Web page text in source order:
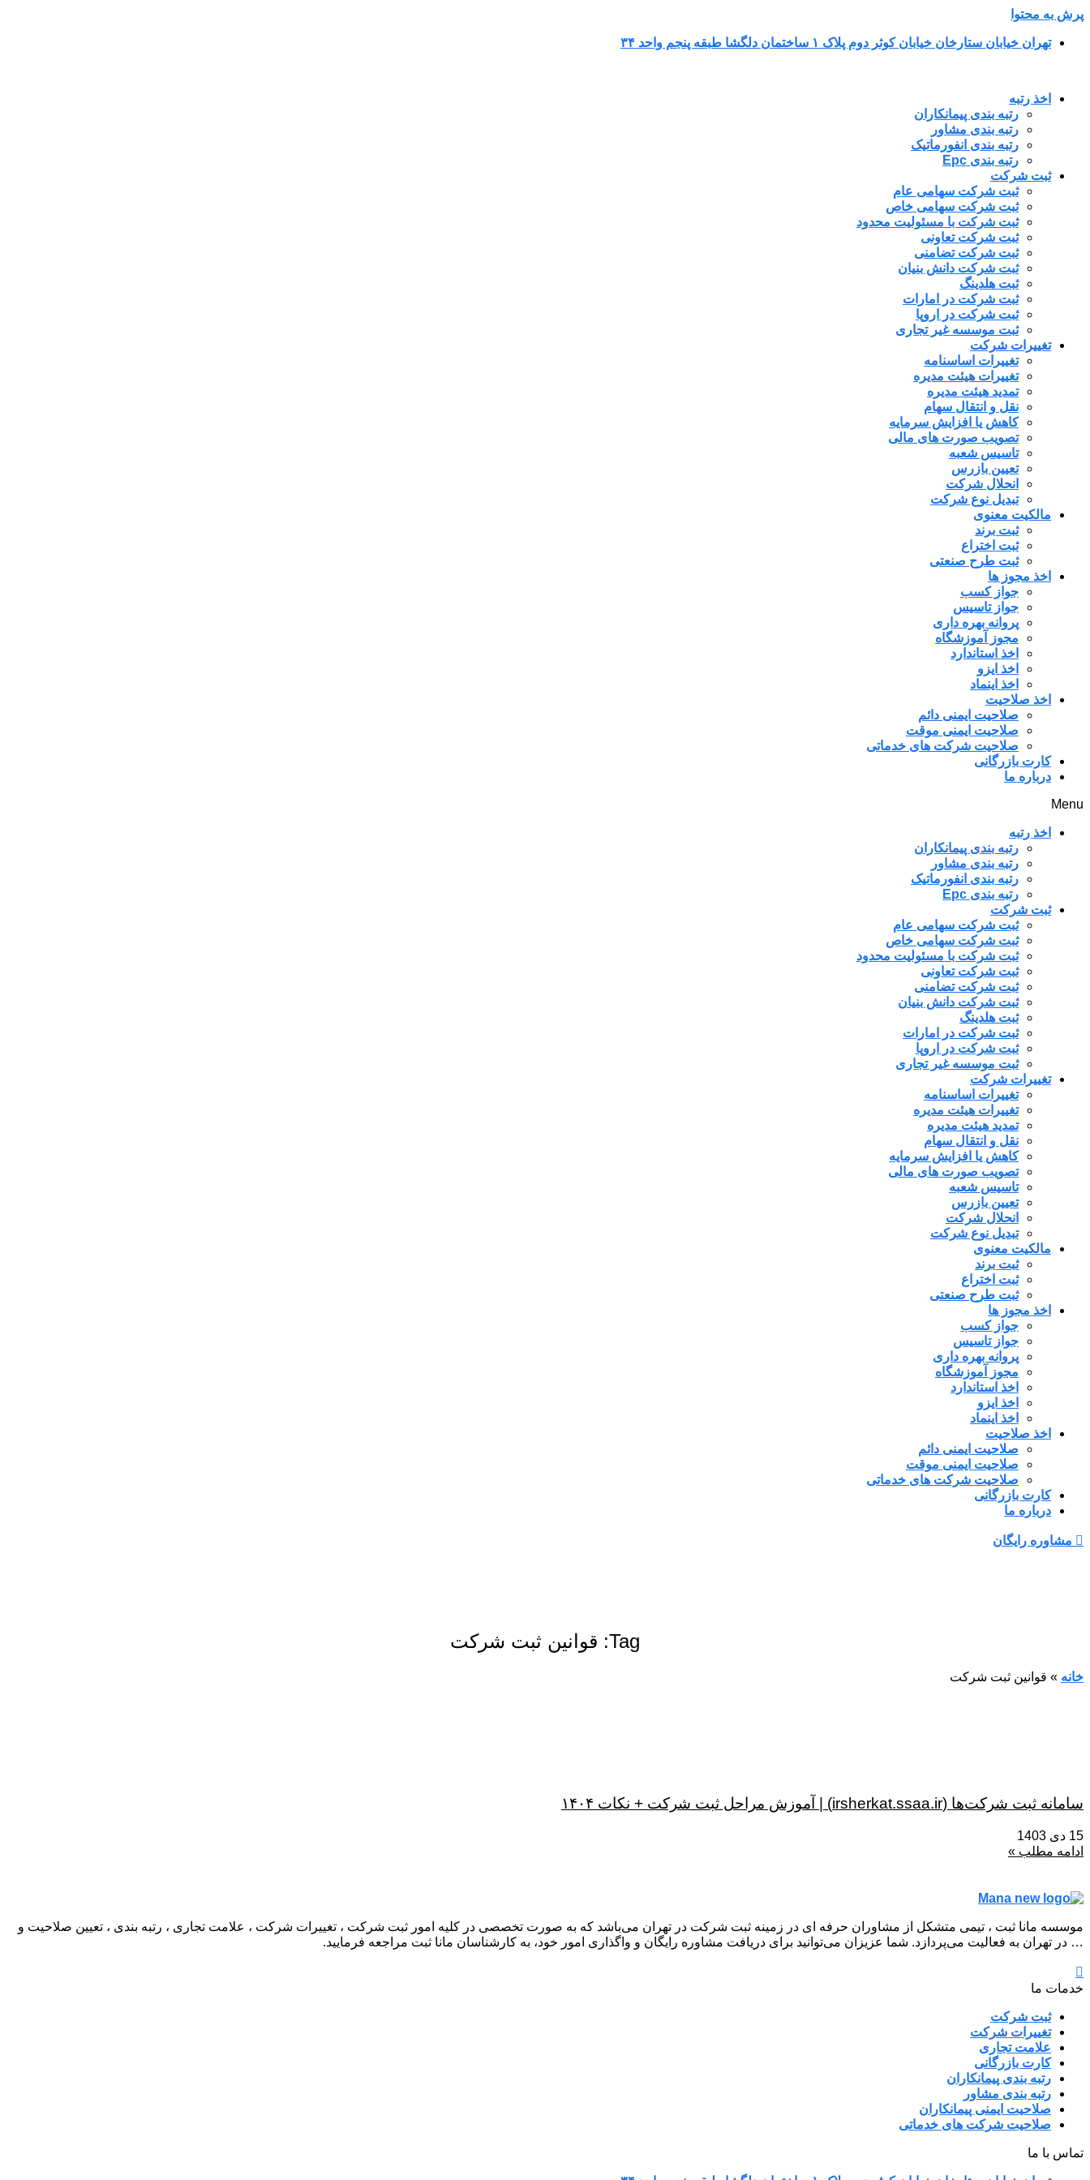
پرش به محتوا
تهران خیابان ستارخان خیابان کوثر دوم پلاک ۱ ساختمان دلگشا طبقه پنجم واحد ۳۴
اخذ رتبه
رتبه بندی پیمانکاران
رتبه بندی مشاور
رتبه بندی انفورماتیک
رتبه بندی Epc
ثبت شرکت
ثبت شرکت سهامی عام
ثبت شرکت سهامی خاص
ثبت شرکت با مسئولیت محدود
ثبت شرکت تعاونی
ثبت شرکت تضامنی
ثبت شرکت دانش بنیان
ثبت هلدینگ
ثبت شرکت در امارات
ثبت شرکت در اروپا
ثبت موسسه غیر تجاری
تغییرات شرکت
تغییرات اساسنامه
تغییرات هیئت مدیره
تمدید هیئت مدیره
نقل و انتقال سهام
کاهش یا افزایش سرمایه
تصویب صورت های مالی
تاسیس شعبه
تعیین بازرس
انحلال شرکت
تبدیل نوع شرکت
مالکیت معنوی
ثبت برند
ثبت اختراع
ثبت طرح صنعتی
اخذ مجوز ها
جواز کسب
جواز تاسیس
پروانه بهره داری
مجوز آموزشگاه
اخذ استاندارد
اخذ ایزو
اخذ اینماد
اخذ صلاحیت
صلاحیت ایمنی دائم
صلاحیت ایمنی موقت
صلاحیت شرکت های خدماتی
کارت بازرگانی
درباره ما
Menu
اخذ رتبه
رتبه بندی پیمانکاران
رتبه بندی مشاور
رتبه بندی انفورماتیک
رتبه بندی Epc
ثبت شرکت
ثبت شرکت سهامی عام
ثبت شرکت سهامی خاص
ثبت شرکت با مسئولیت محدود
ثبت شرکت تعاونی
ثبت شرکت تضامنی
ثبت شرکت دانش بنیان
ثبت هلدینگ
ثبت شرکت در امارات
ثبت شرکت در اروپا
ثبت موسسه غیر تجاری
تغییرات شرکت
تغییرات اساسنامه
تغییرات هیئت مدیره
تمدید هیئت مدیره
نقل و انتقال سهام
کاهش یا افزایش سرمایه
تصویب صورت های مالی
تاسیس شعبه
تعیین بازرس
انحلال شرکت
تبدیل نوع شرکت
مالکیت معنوی
ثبت برند
ثبت اختراع
ثبت طرح صنعتی
اخذ مجوز ها
جواز کسب
جواز تاسیس
پروانه بهره داری
مجوز آموزشگاه
اخذ استاندارد
اخذ ایزو
اخذ اینماد
اخذ صلاحیت
صلاحیت ایمنی دائم
صلاحیت ایمنی موقت
صلاحیت شرکت های خدماتی
کارت بازرگانی
درباره ما
مشاوره رایگان
Tag: قوانین ثبت شرکت
خانه » قوانین ثبت شرکت
سامانه ثبت شرکت‌ها (irsherkat.ssaa.ir) | آموزش مراحل ثبت شرکت + نکات ۱۴۰۴
15 دی 1403
ادامه مطلب »
موسسه مانا ثبت ، تیمی متشکل از مشاوران حرفه ای در زمینه ثبت شرکت در تهران می‌باشد که به صورت تخصصی در کلیه امور ثبت شرکت ، تغییرات شرکت ، علامت تجاری ، رتبه بندی ، تعیین صلاحیت و
… در تهران به فعالیت می‌پردازد. شما عزیزان می‌توانید برای دریافت مشاوره رایگان و واگذاری امور خود، به کارشناسان مانا ثبت مراجعه فرمایید.
خدمات ما
ثبت شرکت
تغییرات شرکت
علامت تجاری
کارت بازرگانی
رتبه بندی پیمانکاران
رتبه بندی مشاور
صلاحیت ایمنی پیمانکاران
صلاحیت شرکت های خدماتی
تماس با ما